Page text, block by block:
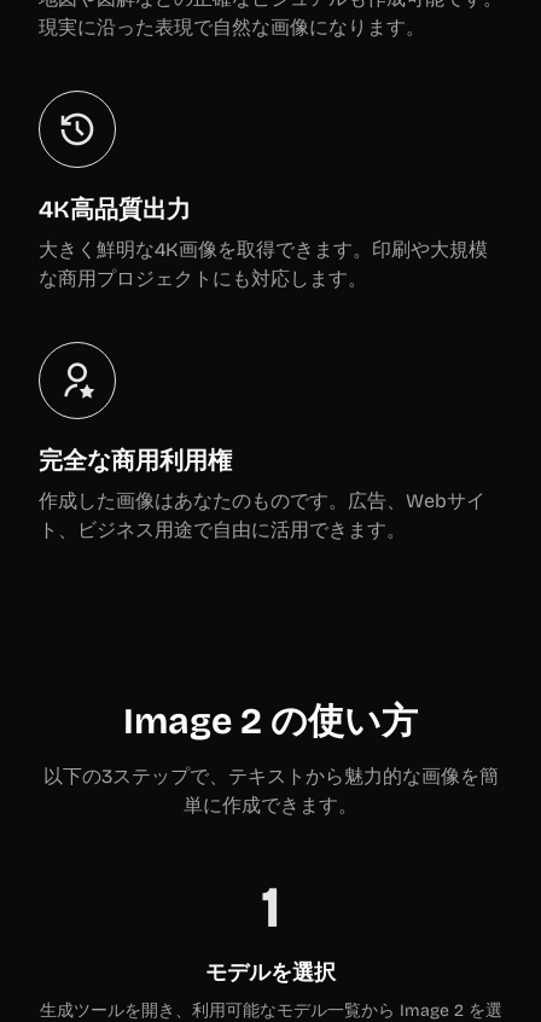
現実に沿った表現で自然な画像になります。
4K高品質出力
大きく鮮明な4K画像を取得できます。印刷や大規模
な商用プロジェクトにも対応します。
完全な商用利用権
作成した画像はあなたのものです。広告、Webサイ
ト、ビジネス用途で自由に活用できます。
Image 2 の使い方
以下の3ステップで、テキストから魅力的な画像を簡
単に作成できます。
1
モデルを選択
生成ツールを開き、利用可能なモデル一覧から Image 2 を選